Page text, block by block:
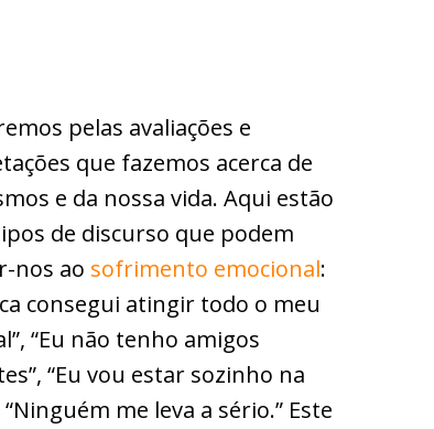
pelas avaliações e
que fazemos acerca de
e da nossa vida. Aqui estão
de discurso que podem
nos ao sofrimento emocional:
consegui atingir todo o meu
“Eu não tenho amigos
“Eu vou estar sozinho na
“Ninguém me leva a sério.” Este